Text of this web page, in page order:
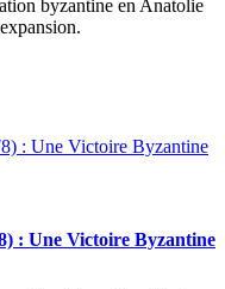
byzantine en Anatolie
: Une Victoire Byzantine